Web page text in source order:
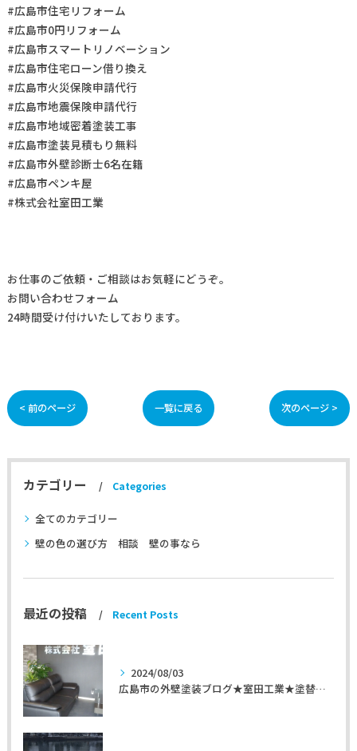
#広島市住宅リフォーム
#広島市0円リフォーム
#広島市スマートリノベーション
#広島市住宅ローン借り換え
#広島市火災保険申請代行
#広島市地震保険申請代行
#広島市地域密着塗装工事
#広島市塗装見積もり無料
#広島市外壁診断士6名在籍
#広島市ペンキ屋
#株式会社室田工業
お仕事のご依頼・ご相談はお気軽にどうぞ。
お問い合わせフォーム
24時間受け付けいたしております。
< 前のページ 一覧に戻る 次のページ >
カテゴリー Categories
全てのカテゴリー
壁の色の選び方 相談 壁の事なら
最近の投稿 Recent Posts
2024/08/03
広島市の外壁塗装ブログ★室田工業★塗替えマスターズ★外壁リフォーム